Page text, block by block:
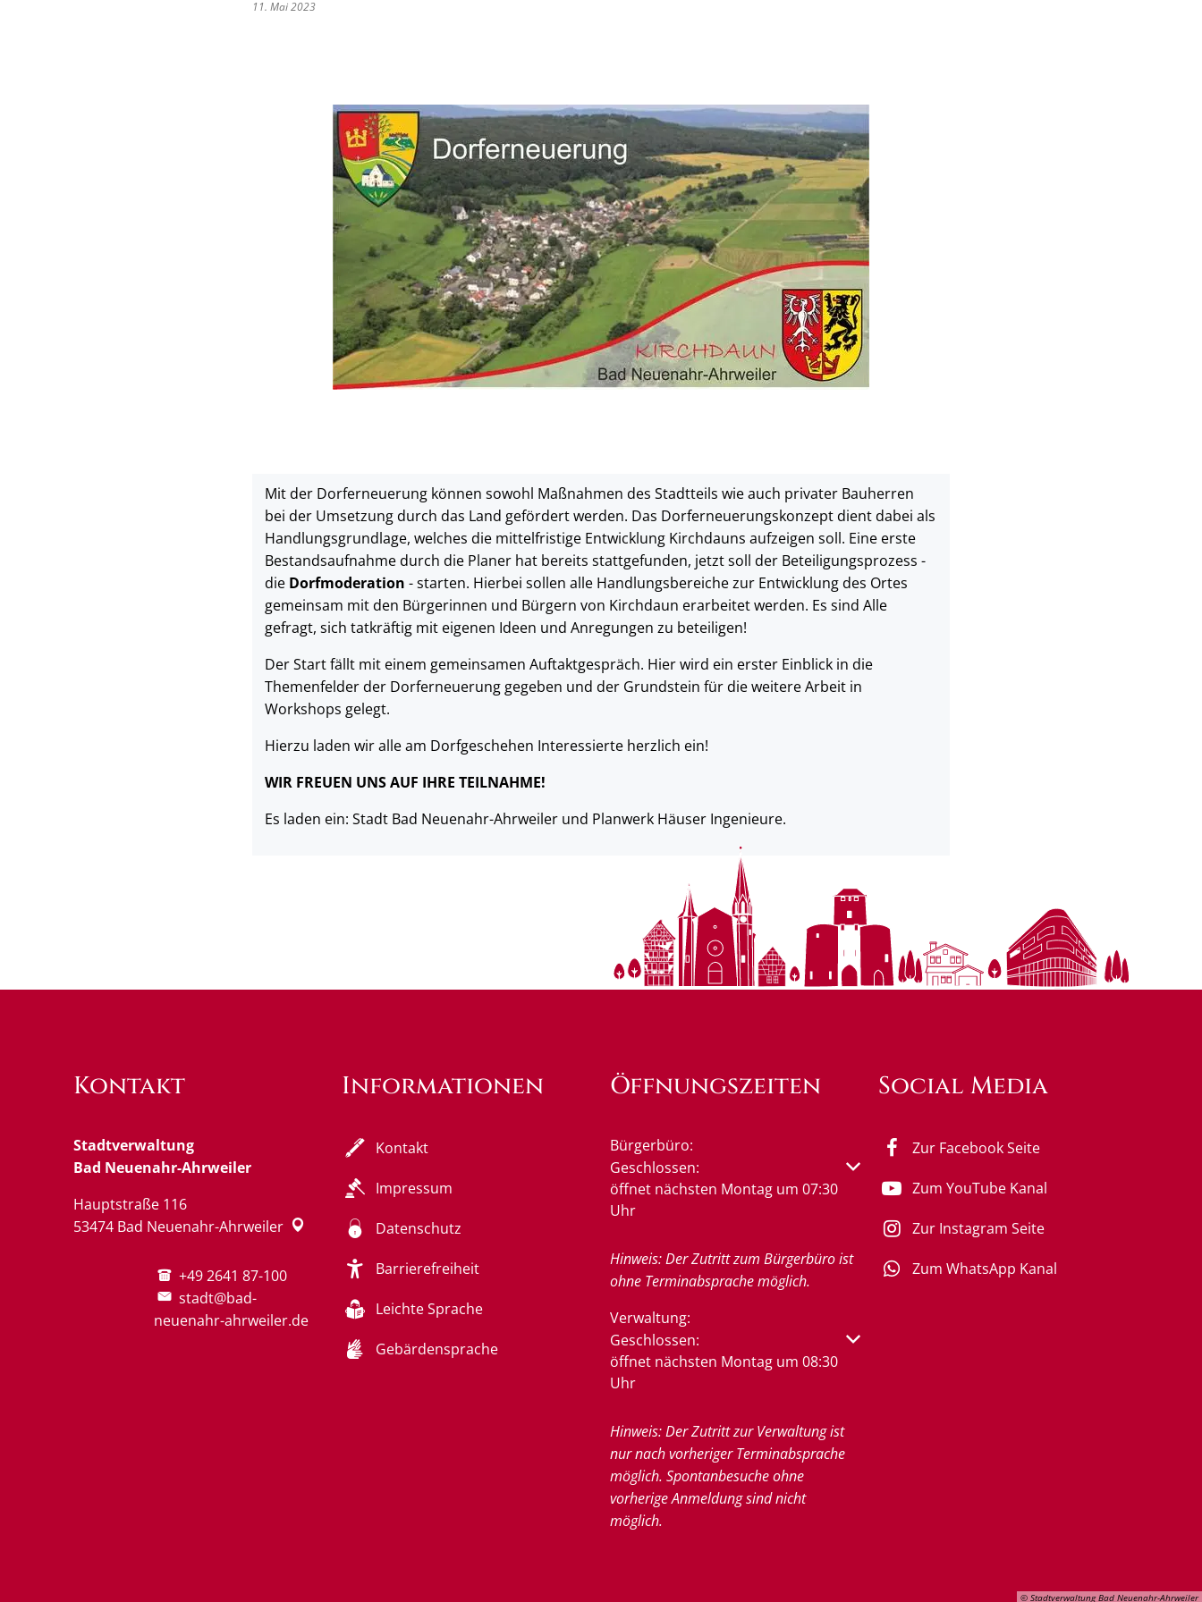
11. Mai 2023
Mit der Dorferneuerung können sowohl Maßnahmen des Stadtteils wie auch privater Bauherren
bei der Umsetzung durch das Land gefördert werden. Das Dorferneuerungskonzept dient dabei als
Handlungsgrundlage, welches die mittelfristige Entwicklung Kirchdauns aufzeigen soll. Eine erste
Bestandsaufnahme durch die Planer hat bereits stattgefunden, jetzt soll der Beteiligungsprozess -
die Dorfmoderation - starten. Hierbei sollen alle Handlungsbereiche zur Entwicklung des Ortes
gemeinsam mit den Bürgerinnen und Bürgern von Kirchdaun erarbeitet werden. Es sind Alle
gefragt, sich tatkräftig mit eigenen Ideen und Anregungen zu beteiligen!
Der Start fällt mit einem gemeinsamen Auftaktgespräch. Hier wird ein erster Einblick in die
Themenfelder der Dorferneuerung gegeben und der Grundstein für die weitere Arbeit in
Workshops gelegt.
Hierzu laden wir alle am Dorfgeschehen Interessierte herzlich ein!
WIR FREUEN UNS AUF IHRE TEILNAHME!
Es laden ein: Stadt Bad Neuenahr-Ahrweiler und Planwerk Häuser Ingenieure.
Kontakt
Stadtverwaltung
Bad Neuenahr-Ahrweiler
Hauptstraße 116
53474 Bad Neuenahr-Ahrweiler
+49 2641 87-100
stadt@bad-
neuenahr-ahrweiler.de
© Stadtverwaltung Bad Neuenahr-Ahrweiler
Informationen
Kontakt
Impressum
Datenschutz
Barrierefreiheit
Leichte Sprache
Gebärdensprache
Öffnungszeiten
Bürgerbüro:
Klicken, um weitere Öffnungs- oder Schließzeiten auszublenden
Geschlossen:
öffnet nächsten Montag um 07:30
Uhr
Hinweis: Der Zutritt zum Bürgerbüro ist
ohne Terminabsprache möglich.
Verwaltung:
Klicken, um weitere Öffnungs- oder Schließzeiten auszublenden
Geschlossen:
öffnet nächsten Montag um 08:30
Uhr
Hinweis: Der Zutritt zur Verwaltung ist
nur nach vorheriger Terminabsprache
möglich. Spontanbesuche ohne
vorherige Anmeldung sind nicht
möglich.
Social Media
Zur Facebook Seite
Zum YouTube Kanal
Zur Instagram Seite
Zum WhatsApp Kanal